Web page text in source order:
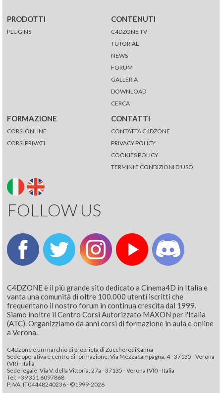
PRODOTTI
PLUGINS
CONTENUTI
C4DZONE TV
TUTORIAL
NEWS
FORUM
GALLERIA
DOWNLOAD
CERCA
FORMAZIONE
CORSI ONLINE
CORSI PRIVATI
CONTATTI
CONTATTA C4DZONE
PRIVACY POLICY
COOKIES POLICY
TERMINI E CONDIZIONI D'USO
FOLLOW US
C4DZONE è il più grande sito dedicato a Cinema4D in Italia e
vanta una comunità di oltre 100.000 utenti iscritti che
frequentano il nostro forum in continua crescita dal 1999.
Siamo inoltre il Centro Corsi Autorizzato MAXON per l'Italia
(ATC). Organizziamo da anni corsi di formazione in aula e online
a Verona.
C4Dzone è un marchio di proprietà di ZuccherodiKanna
Sede operativa e centro di formazione: Via Mezzacampagna, 4 - 37135 - Verona
(VR) - Italia
Sede legale: Via V. della Vittoria, 27a - 37135 - Verona (VR) - Italia
Tel: +39 351 6097868‬
P.IVA: IT04448240236 - ©1999-2026